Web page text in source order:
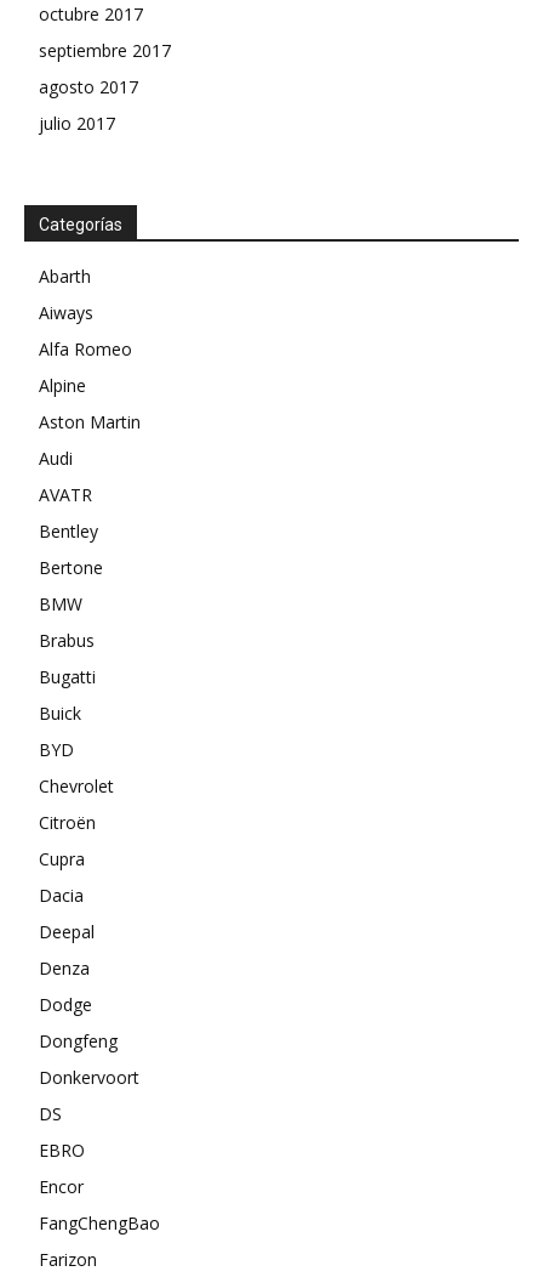
octubre 2017
septiembre 2017
agosto 2017
julio 2017
Categorías
Abarth
Aiways
Alfa Romeo
Alpine
Aston Martin
Audi
AVATR
Bentley
Bertone
BMW
Brabus
Bugatti
Buick
BYD
Chevrolet
Citroën
Cupra
Dacia
Deepal
Denza
Dodge
Dongfeng
Donkervoort
DS
EBRO
Encor
FangChengBao
Farizon